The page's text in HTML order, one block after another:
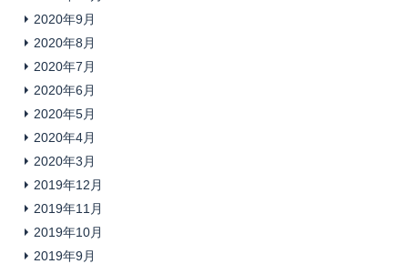
2020年9月
2020年8月
2020年7月
2020年6月
2020年5月
2020年4月
2020年3月
2019年12月
2019年11月
2019年10月
2019年9月